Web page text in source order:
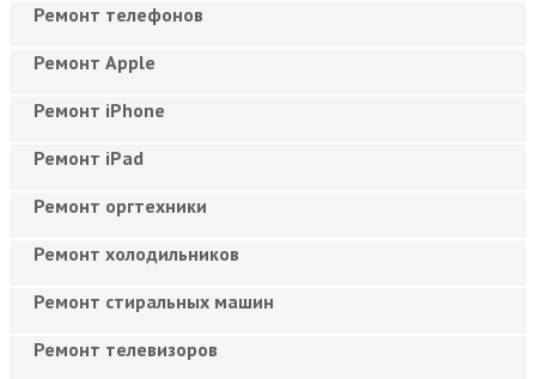
Ремонт телефонов
Ремонт Apple
Ремонт iPhone
Ремонт iPad
Ремонт оргтехники
Ремонт холодильников
Ремонт стиральных машин
Ремонт телевизоров